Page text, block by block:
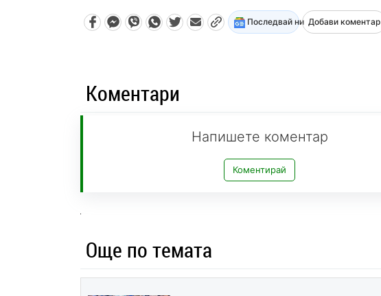
Последвай ни Добави коментар
Коментари
Напишете коментар
Коментирай
Още по темата